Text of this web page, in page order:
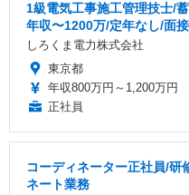
1級電気工事施工管理技士/
年収〜1200万/定年なし/面
しろくま電力株式会社
東京都
年収800万円～1,200万円
正社員
コーディネーター正社員/研
ネート業務